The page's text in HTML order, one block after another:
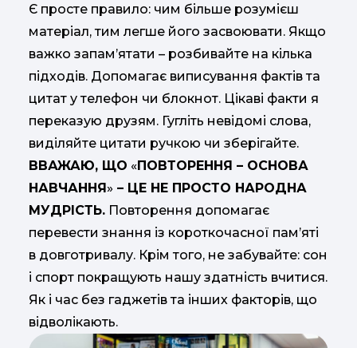
Є просте правило: чим більше розумієш
матеріал, тим легше його засвоювати. Якщо
важко запам’ятати – розбивайте на кілька
підходів. Допомагає виписування фактів та
цитат у телефон чи блокнот. Цікаві факти я
переказую друзям. Гугліть невідомі слова,
виділяйте цитати ручкою чи зберігайте.
ВВАЖАЮ, ЩО «ПОВТОРЕННЯ – ОСНОВА
НАВЧАННЯ» – ЦЕ НЕ ПРОСТО НАРОДНА
МУДРІСТЬ. Повторення допомагає
перевести знання із короткочасної пам’яті
в довготривалу. Крім того, не забувайте: сон
і спорт покращують нашу здатність вчитися.
Як і час без гаджетів та інших факторів, що
відволікають.